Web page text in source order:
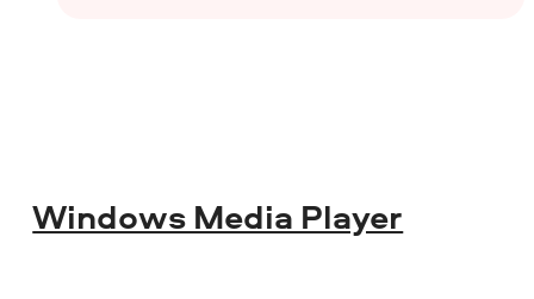
Windows Media Player